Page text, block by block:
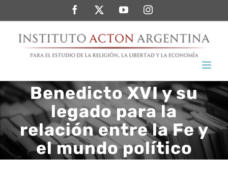
al
contenido
FacebookTwitterYouTubeInstagram
Benedicto XVI y su
legado para la
relación entre la Fe y
el mundo político